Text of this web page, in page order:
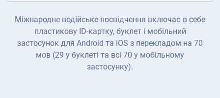
Міжнародне водійське посвідчення включає в себе
пластикову ID-картку, буклет і мобільний
застосунок для Android та iOS з перекладом на 70
мов (29 у буклеті та всі 70 у мобільному
застосунку).